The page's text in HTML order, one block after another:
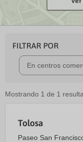
FILTRAR POR
En centros
Mostrando 1 de 1
Tolosa
Paseo San